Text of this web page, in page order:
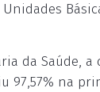
da Saúde,
97,57% na